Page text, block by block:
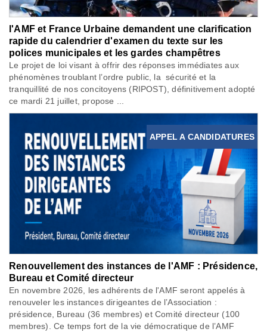
l'AMF et France Urbaine demandent une clarification
rapide du calendrier d'examen du texte sur les
polices municipales et les gardes champêtres
Le projet de loi visant à offrir des réponses immédiates aux
phénomènes troublant l’ordre public, la sécurité et la
tranquillité de nos concitoyens (RIPOST), définitivement adopté
ce mardi 21 juillet, propose ...
APPEL A CANDIDATURES
Renouvellement des instances de l'AMF : Présidence,
Bureau et Comité directeur
En novembre 2026, les adhérents de l'AMF seront appelés à
renouveler les instances dirigeantes de l’Association :
présidence, Bureau (36 membres) et Comité directeur (100
membres). Ce temps fort de la vie démocratique de l’AMF